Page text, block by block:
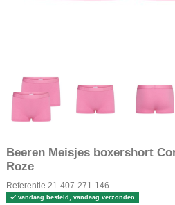
Beeren Meisjes boxershort
Roze
Referentie 21-407-271-146
vandaag besteld, vandaag verzonden